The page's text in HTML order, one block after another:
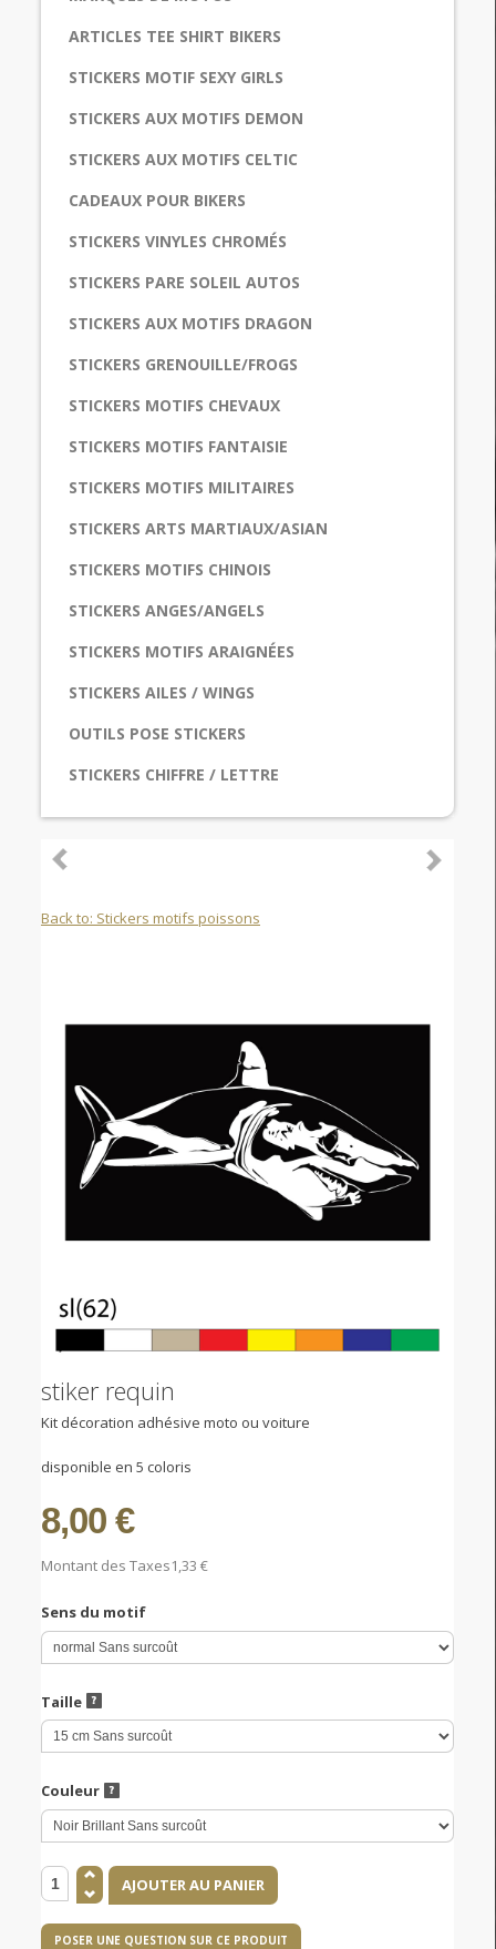
ARTICLES TEE SHIRT BIKERS
STICKERS MOTIF SEXY GIRLS
STICKERS AUX MOTIFS DEMON
STICKERS AUX MOTIFS CELTIC
CADEAUX POUR BIKERS
STICKERS VINYLES CHROMÉS
STICKERS PARE SOLEIL AUTOS
STICKERS AUX MOTIFS DRAGON
STICKERS GRENOUILLE/FROGS
STICKERS MOTIFS CHEVAUX
STICKERS MOTIFS FANTAISIE
STICKERS MOTIFS MILITAIRES
STICKERS ARTS MARTIAUX/ASIAN
STICKERS MOTIFS CHINOIS
STICKERS ANGES/ANGELS
STICKERS MOTIFS ARAIGNÉES
STICKERS AILES / WINGS
OUTILS POSE STICKERS
STICKERS CHIFFRE / LETTRE
Back to: Stickers motifs poissons
stiker requin
Kit décoration adhésive moto ou voiture
disponible en 5 coloris
8,00 €
Montant des Taxes1,33 €
Sens du motif
Taille
Couleur
POSER UNE QUESTION SUR CE PRODUIT